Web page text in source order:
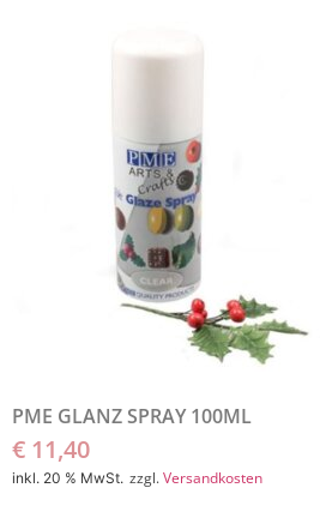
PME GLANZ SPRAY 100ML
€ 11,40
inkl. 20 % MwSt. zzgl.Versandkosten